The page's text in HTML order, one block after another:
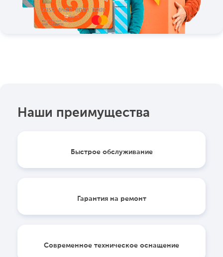
Наши преимущества
Быстрое обслуживание
Гарантия на ремонт
Современное техническое оснащение